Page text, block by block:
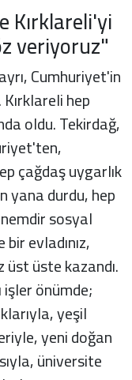
Kırklareli'yi
veriyoruz"
Cumhuriyet'in
hep
oldu. Tekirdağ,
çağdaş uygarlık
yana durdu, hep
sosyal
evladınız,
üste kazandı.
işler önümde;
yeşil
yeni doğan
üniversite